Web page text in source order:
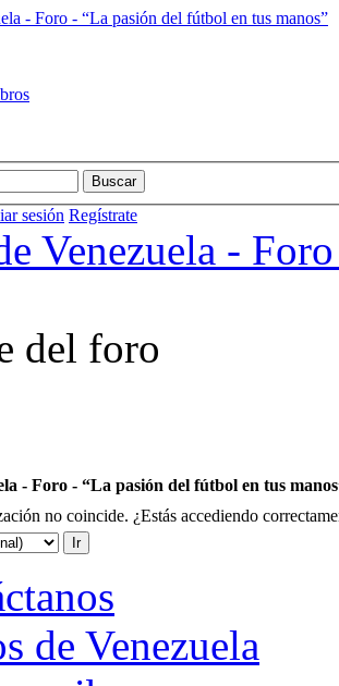
sesión Regístrate
Venezuela -
del foro
- Foro - “La pasión del fútbol en tus
no coincide. ¿Estás accediendo
de Venezuela